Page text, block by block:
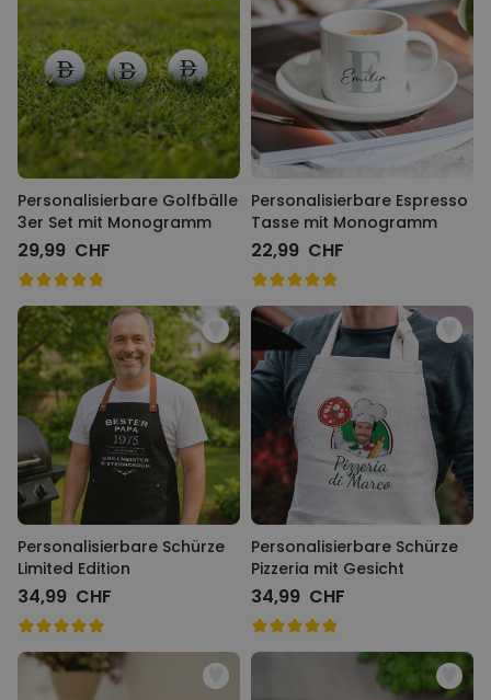
Personalisierbare Golfbälle
3er Set mit Monogramm
29,99 CHF
Personalisierbare Espresso
Tasse mit Monogramm
22,99 CHF
Personalisierbare Schürze
Limited Edition
34,99 CHF
Personalisierbare Schürze
Pizzeria mit Gesicht
34,99 CHF